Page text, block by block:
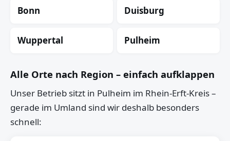
Bonn Duisburg
Wuppertal Pulheim
Alle Orte nach Region – einfach aufklappen
Unser Betrieb sitzt in Pulheim im Rhein-Erft-Kreis –
gerade im Umland sind wir deshalb besonders
schnell: